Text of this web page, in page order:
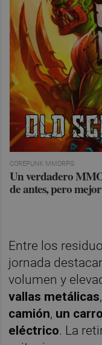
COREPUNK MMORPG
Un verdadero
de antes, pero
Entre los
jornada
volumen y
vallas metálicas,
camión, un
eléctrico. La